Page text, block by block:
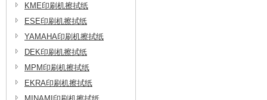
KME印刷机擦拭纸
ESE印刷机擦拭纸
YAMAHA印刷机擦拭纸
DEK印刷机擦拭纸
MPM印刷机擦拭纸
EKRA印刷机擦拭纸